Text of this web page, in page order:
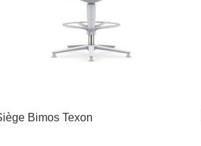
Bimos Texon